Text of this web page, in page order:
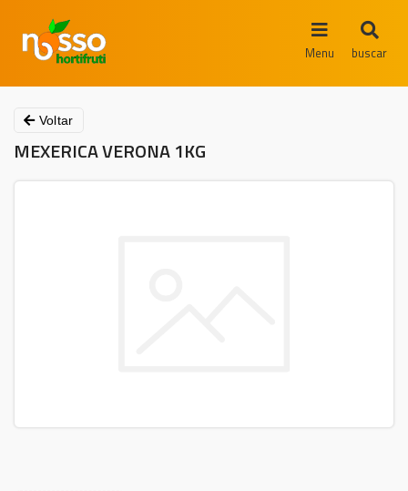
Menu buscar
Voltar
MEXERICA VERONA 1KG